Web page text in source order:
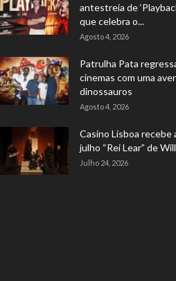
antestreia de
que celebra o...
Agosto 4, 2026
Patrulha Pata
cinemas com uma
dinossauros
Agosto 4, 2026
Casino Lisboa recebe
julho “Rei Lear” de
Julho 24, 2026